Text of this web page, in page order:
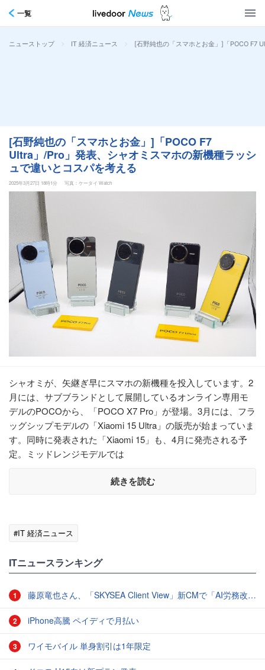
一覧
ニューストップ > IT 経済ニュース > [石野純也の「スマホとお金」]「POCO F7
[石野純也の「スマホとお金」]「POCO F7
Ultra」/Pro」発表、シャオミスマホの新機種ラッシ
ュで違いとコスパを考える
2025年3月27日 18時1分 写真：ケータイ Watch
シャオミが、矢継ぎ早にスマホの新機種を投入しています。2
月には、サブブランドとして展開しているオンライン専用モ
デルのPOCOから、「POCO X7 Pro」が登場。3月には、フラ
ッグシップモデルの「Xiaomi 15 Ultra」の販売が始まっていま
す。同時に発表された「Xiaomi 15」も、4月に発売される予
定。ミッドレンジモデルでは
続きを読む
#IT 経済ニュース
ITニュースランキング
1 藤原竜也さん、「SKYSEA Client View」新CMで「AI労務改善」をアピール 働き方をAIが分析したら「すぐに休んで」と言われる？
2 iPhone高騰 ペイディで月払い
3 ワイモバイル 単身割引は1年限定